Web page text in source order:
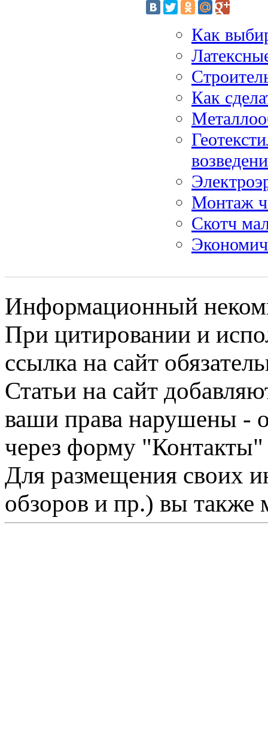
Как
Как
Монтаж
Скотч
Информационный
При цитировании и
ссылка на сайт
Статьи на сайт
ваши права нарушены -
через форму "Контакты"
Для размещения своих
обзоров и пр.) вы также